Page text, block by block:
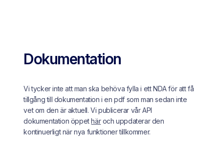
Dokumentation
Vi tycker inte att man ska behöva fylla i ett NDA för att få
tillgång till dokumentation i en pdf som man sedan inte
vet om den är aktuell. Vi publicerar vår API
dokumentation öppethäroch uppdaterar den
kontinuerligt när nya funktioner tillkommer.